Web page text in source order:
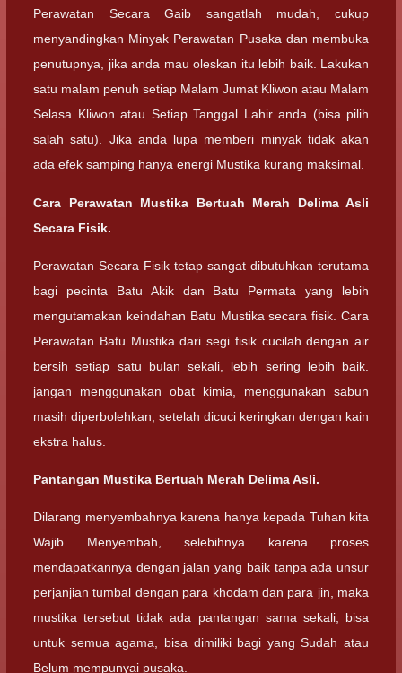
Perawatan Secara Gaib sangatlah mudah, cukup
menyandingkan Minyak Perawatan Pusaka dan membuka
penutupnya, jika anda mau oleskan itu lebih baik. Lakukan
satu malam penuh setiap Malam Jumat Kliwon atau Malam
Selasa Kliwon atau Setiap Tanggal Lahir anda (bisa pilih
salah satu). Jika anda lupa memberi minyak tidak akan
ada efek samping hanya energi Mustika kurang maksimal.
Cara Perawatan Mustika Bertuah Merah Delima Asli
Secara Fisik.
Perawatan Secara Fisik tetap sangat dibutuhkan terutama
bagi pecinta Batu Akik dan Batu Permata yang lebih
mengutamakan keindahan Batu Mustika secara fisik. Cara
Perawatan Batu Mustika dari segi fisik cucilah dengan air
bersih setiap satu bulan sekali, lebih sering lebih baik.
jangan menggunakan obat kimia, menggunakan sabun
masih diperbolehkan, setelah dicuci keringkan dengan kain
ekstra halus.
Pantangan Mustika Bertuah Merah Delima Asli.
Dilarang menyembahnya karena hanya kepada Tuhan kita
Wajib Menyembah, selebihnya karena proses
mendapatkannya dengan jalan yang baik tanpa ada unsur
perjanjian tumbal dengan para khodam dan para jin, maka
mustika tersebut tidak ada pantangan sama sekali, bisa
untuk semua agama, bisa dimiliki bagi yang Sudah atau
Belum mempunyai pusaka.